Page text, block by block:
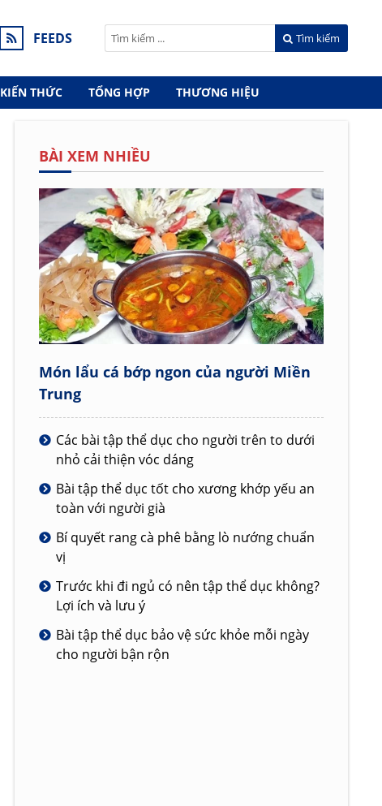
FEEDS Tìm kiếm
KIẾN THỨC TỔNG HỢP THƯƠNG HIỆU
BÀI XEM NHIỀU
Món lẩu cá bớp ngon của người Miền
Trung
Các bài tập thể dục cho người trên to dưới
nhỏ cải thiện vóc dáng
Bài tập thể dục tốt cho xương khớp yếu an
toàn với người già
Bí quyết rang cà phê bằng lò nướng chuẩn
vị
Trước khi đi ngủ có nên tập thể dục không?
Lợi ích và lưu ý
Bài tập thể dục bảo vệ sức khỏe mỗi ngày
cho người bận rộn